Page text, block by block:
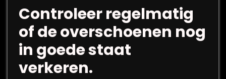
Controleer regelmatig
of de overschoenen nog
in goede staat
verkeren.